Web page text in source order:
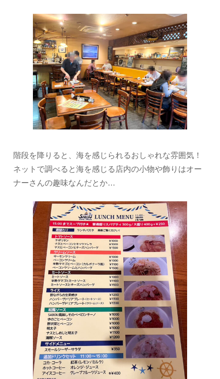
階段を降りると、海を感じられるおしゃれな雰囲気！
ネットで調べると海を感じる店内の小物や飾りはオー
ナーさんの趣味なんだとか…